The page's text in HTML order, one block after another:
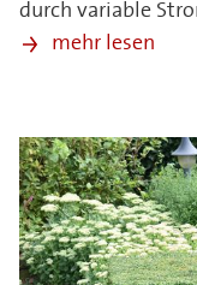
durch variable
mehr lesen